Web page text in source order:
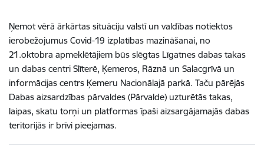
Ņemot vērā ārkārtas situāciju valstī un valdības notiektos
ierobežojumus Covid-19 izplatības mazināšanai, no
21.oktobra apmeklētājiem būs slēgtas Līgatnes dabas takas
un dabas centri Slīterē, Ķemeros, Rāznā un Salacgrīvā un
informācijas centrs Ķemeru Nacionālajā parkā. Taču pārējās
Dabas aizsardzības pārvaldes (Pārvalde) uzturētās takas,
laipas, skatu torņi un platformas īpaši aizsargājamajās dabas
teritorijās ir brīvi pieejamas.